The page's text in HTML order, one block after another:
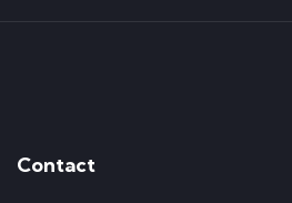
Contact